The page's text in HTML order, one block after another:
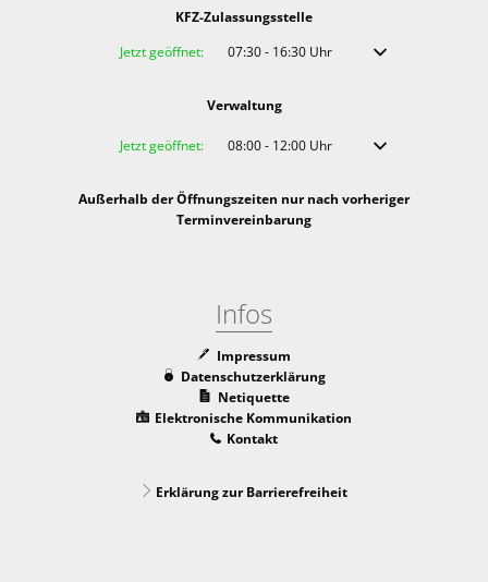
KFZ-Zulassungsstelle
Klicken, um weitere Öffnungs- oder Schließzeiten auszublenden
Jetzt geöffnet: 07:30- 16:30Uhr Von 07:30 bis 16:30
Verwaltung
Klicken, um weitere Öffnungs- oder Schließzeiten auszublenden
Jetzt geöffnet: 08:00- 12:00Uhr Von 08:00 bis 12:00
Außerhalb der Öffnungszeiten nur nach vorheriger
Terminvereinbarung
Infos
Impressum
Datenschutzerklärung
Netiquette
Elektronische Kommunikation
Kontakt
Erklärung zur Barrierefreiheit